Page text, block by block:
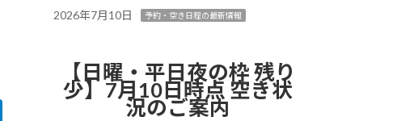
2026年7月10日 予約・空き日程の最新情報
【日曜・平日夜の枠 残り
少】7月10日時点 空き状
況のご案内